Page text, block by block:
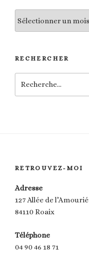
RECHERCHER
RETROUVEZ-MOI
Adresse
127 Allée de l’Amourié
84110 Roaix
Téléphone
04 90 46 18 71